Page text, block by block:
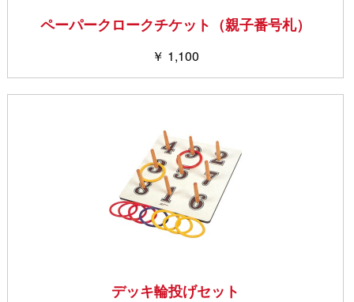
ペーパークロークチケット（親子番号札）
￥ 1,100
デッキ輪投げセット